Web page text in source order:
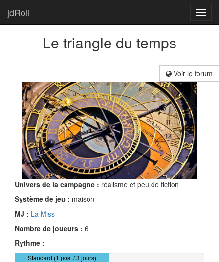
jdRoll
Le triangle du temps
Voir le forum
Univers de la campagne : réalisme et peu de fiction
Système de jeu : maison
MJ : La Miss
Nombre de joueurs : 6
Rythme :
Standard (1 post / 3 jours)